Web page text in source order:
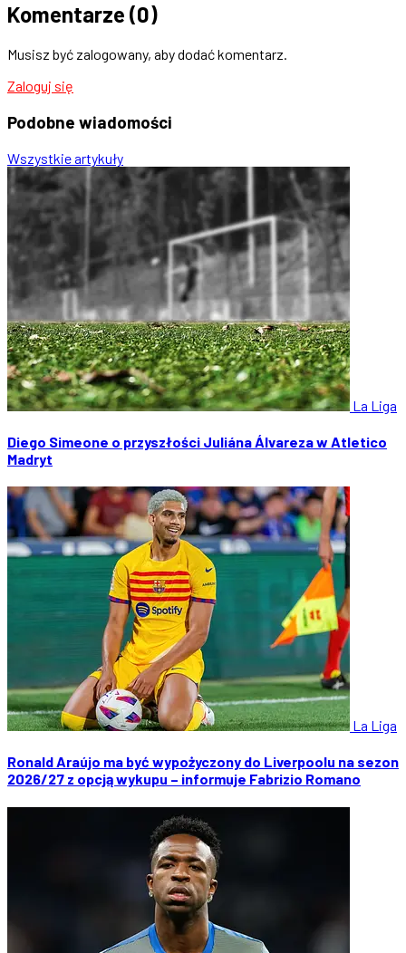
Komentarze (0)
Musisz być zalogowany, aby dodać komentarz.
Zaloguj się
Podobne wiadomości
Wszystkie artykuły
La Liga
Diego Simeone o przyszłości Juliána Álvareza w Atletico
Madryt
La Liga
Ronald Araújo ma być wypożyczony do Liverpoolu na sezon
2026/27 z opcją wykupu – informuje Fabrizio Romano